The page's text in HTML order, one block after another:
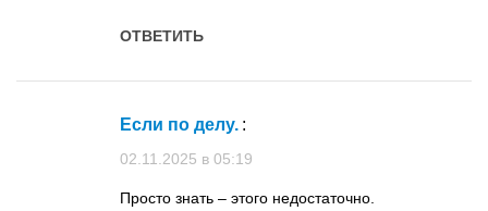
ОТВЕТИТЬ
Если по делу. :
02.11.2025 в 05:19
Просто знать – этого недостаточно.